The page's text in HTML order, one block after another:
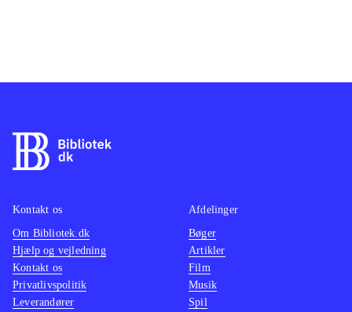
Kontakt os
Om Bibliotek.dk
Hjælp og vejledning
Kontakt os
Privatlivspolitik
Leverandører
Afdelinger
Bøger
Artikler
Film
Musik
Spil